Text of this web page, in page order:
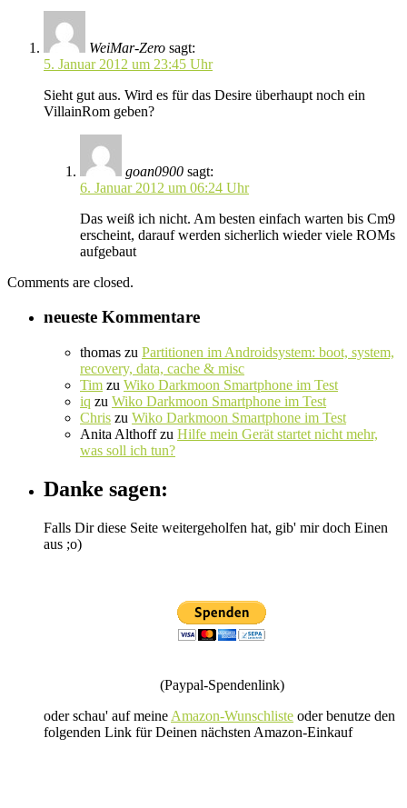
WeiMar-Zero sagt:
5. Januar 2012 um 23:45 Uhr
Sieht gut aus. Wird es für das Desire überhaupt noch ein
VillainRom geben?
goan0900 sagt:
6. Januar 2012 um 06:24 Uhr
Das weiß ich nicht. Am besten einfach warten bis Cm9
erscheint, darauf werden sicherlich wieder viele ROMs
aufgebaut
Comments are closed.
neueste Kommentare
thomas zu Partitionen im Androidsystem: boot, system,
recovery, data, cache & misc
Tim zu Wiko Darkmoon Smartphone im Test
iq zu Wiko Darkmoon Smartphone im Test
Chris zu Wiko Darkmoon Smartphone im Test
Anita Althoffzu Hilfe mein Gerät startet nicht mehr,
was soll ich tun?
Danke sagen:
Falls Dir diese Seite weitergeholfen hat, gib' mir doch Einen
aus ;o)
(Paypal-Spendenlink)
oder schau' auf meine Amazon-Wunschliste oder benutze den
folgenden Link für Deinen nächsten Amazon-Einkauf